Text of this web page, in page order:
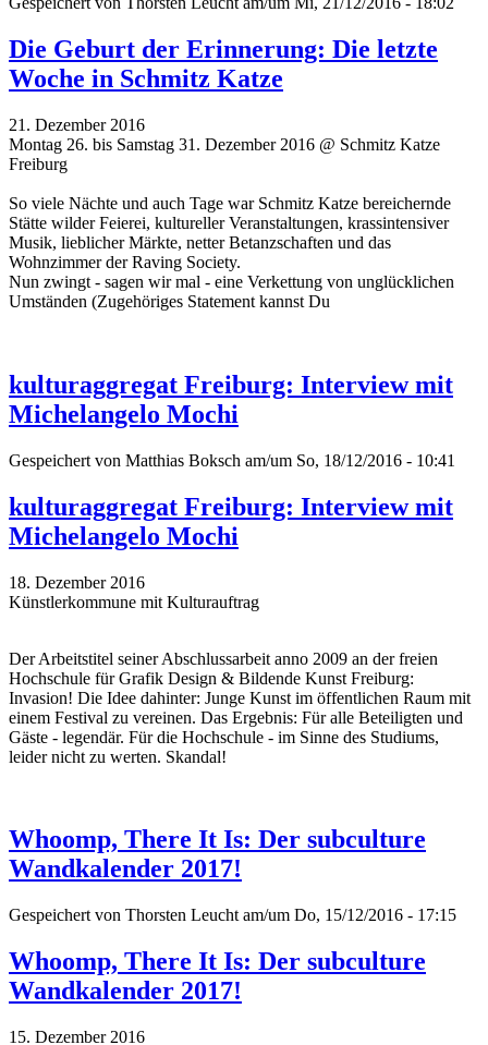
Die Geburt der Erinnerung: Die letzte
Woche in Schmitz Katze
21. Dezember 2016
Montag 26. bis Samstag 31. Dezember 2016 @ Schmitz Katze
Freiburg
So viele Nächte und auch Tage war Schmitz Katze bereichernde
Stätte wilder Feierei, kultureller Veranstaltungen, krassintensiver
Musik, lieblicher Märkte, netter Betanzschaften und das
Wohnzimmer der Raving Society.
Nun zwingt - sagen wir mal - eine Verkettung von unglücklichen
Umständen (Zugehöriges Statement kannst Du
kulturaggregat Freiburg: Interview mit
Michelangelo Mochi
Gespeichert von Matthias Boksch am/um So, 18/12/2016 - 10:41
kulturaggregat Freiburg: Interview mit
Michelangelo Mochi
18. Dezember 2016
Künstlerkommune mit Kulturauftrag
Der Arbeitstitel seiner Abschlussarbeit anno 2009 an der freien
Hochschule für Grafik Design & Bildende Kunst Freiburg:
Invasion! Die Idee dahinter: Junge Kunst im öffentlichen Raum mit
einem Festival zu vereinen. Das Ergebnis: Für alle Beteiligten und
Gäste - legendär. Für die Hochschule - im Sinne des Studiums,
leider nicht zu werten. Skandal!
Whoomp, There It Is: Der subculture
Wandkalender 2017!
Gespeichert von Thorsten Leucht am/um Do, 15/12/2016 - 17:15
Whoomp, There It Is: Der subculture
Wandkalender 2017!
15. Dezember 2016